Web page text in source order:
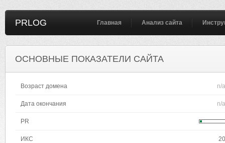
PRLOG Главная Анализ сайта
ОСНОВНЫЕ ПОКАЗАТЕЛИ САЙТА
Возраст домена n/a
Дата окончания n/a
PR
ИКС 20